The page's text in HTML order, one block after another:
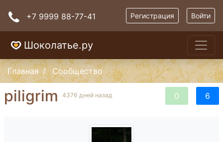
+7 9999 88-77-41 Регистрация Войти
Шоколатье.ру
Главная Сообщество
0 6
piligrim 4376 дней назад